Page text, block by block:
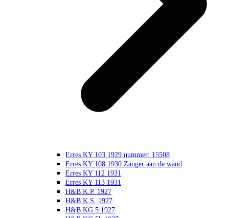
Erres KY 103 1929 nummer: 15508
Erres KY 108 1930 Zanger aan de wand
Erres KY 112 1931
Erres KY 113 1931
H&B K.P. 1927
H&B K.S. 1927
H&B KG 5 1927